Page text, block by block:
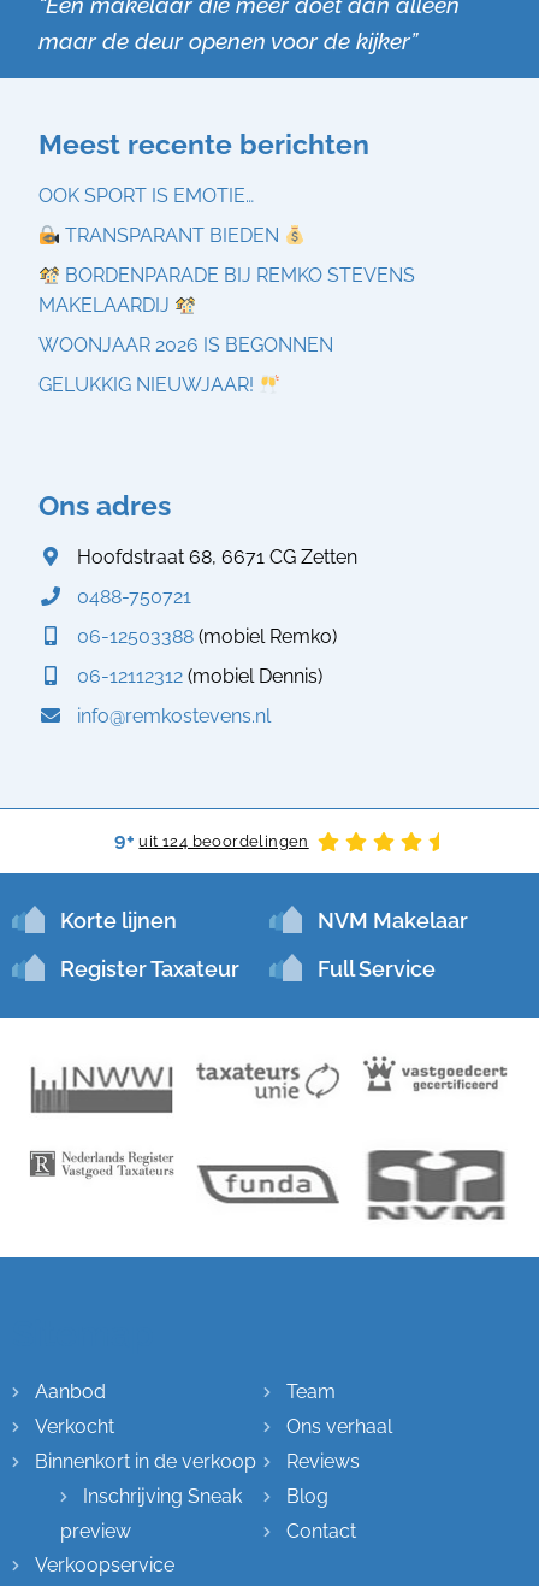
maar de deur openen voor de kijker”
Meest recente berichten
OOK SPORT IS EMOTIE…
TRANSPARANT BIEDEN
BORDENPARADE BIJ REMKO STEVENS
MAKELAARDIJ
WOONJAAR 2026 IS BEGONNEN
GELUKKIG NIEUWJAAR!
Ons adres
Hoofdstraat 68, 6671 CG Zetten
0488-750721
06-12503388 (mobiel Remko)
06-12112312 (mobiel Dennis)
info@remkostevens.nl
9+ uit 124 beoordelingen
Korte lijnen
NVM Makelaar
Register Taxateur
Full Service
Aanbod
Verkocht
Binnenkort in de verkoop
Inschrijving Sneak
preview
Verkoopservice
Team
Ons verhaal
Reviews
Blog
Contact